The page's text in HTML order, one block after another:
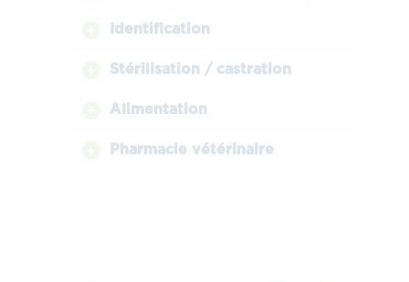
Identification
Stérilisation / castration
Alimentation
Pharmacie vétérinaire